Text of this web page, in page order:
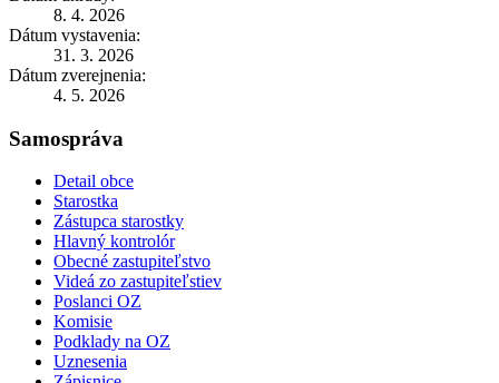
8. 4. 2026
Dátum vystavenia:
31. 3. 2026
Dátum zverejnenia:
4. 5. 2026
Samospráva
Detail obce
Starostka
Zástupca starostky
Hlavný kontrolór
Obecné zastupiteľstvo
Videá zo zastupiteľstiev
Poslanci OZ
Komisie
Podklady na OZ
Uznesenia